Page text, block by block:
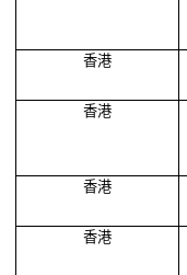
香港
香港
香港
香港